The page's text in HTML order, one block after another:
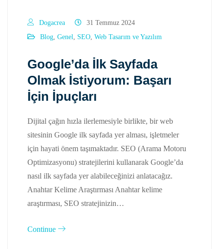
Dogacrea
31 Temmuz 2024
Blog, Genel, SEO, Web Tasarım ve Yazılım
Google’da İlk Sayfada
Olmak İstiyorum: Başarı
İçin İpuçları
Dijital çağın hızla ilerlemesiyle birlikte, bir web
sitesinin Google ilk sayfada yer alması, işletmeler
için hayati önem taşımaktadır. SEO (Arama Motoru
Optimizasyonu) stratejilerini kullanarak Google’da
nasıl ilk sayfada yer alabileceğinizi anlatacağız.
Anahtar Kelime Araştırması Anahtar kelime
araştırması, SEO stratejinizin…
Continue